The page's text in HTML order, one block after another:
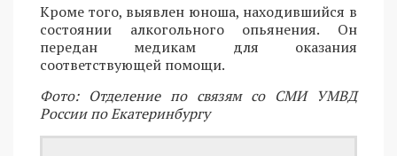
Кроме того, выявлен юноша, находившийся в
состоянии алкогольного опьянения. Он
передан медикам для оказания
соответствующей помощи.
Фото: Отделение по связям со СМИ УМВД
России по Екатеринбургу